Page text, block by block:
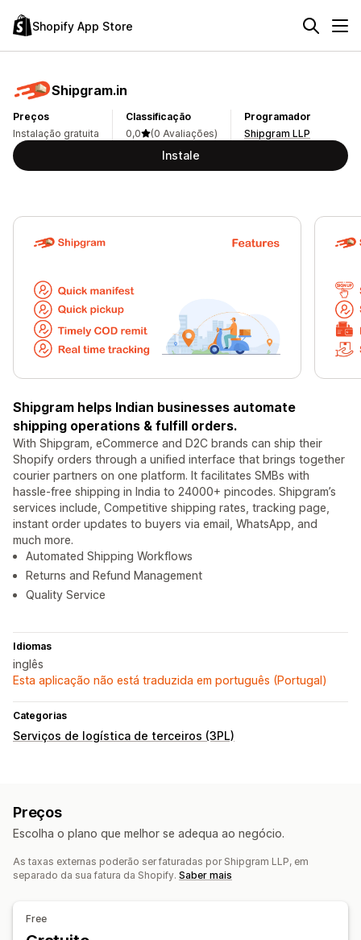
Shopify App Store
Shipgram.in
Preços
Instalação gratuita
Classificação
0,0
(0 Avaliações)
Programador
Shipgram LLP
Instale
Shipgram helps Indian businesses automate
shipping operations & fulfill orders.
With Shipgram, eCommerce and D2C brands can ship their
Shopify orders through a unified interface that brings together
courier partners on one platform. It facilitates SMBs with
hassle-free shipping in India to 24000+ pincodes. Shipgram’s
services include, Competitive shipping rates, tracking page,
instant order updates to buyers via email, WhatsApp, and
much more.
Automated Shipping Workflows
Returns and Refund Management
Quality Service
Idiomas
inglês
Esta aplicação não está traduzida em português (Portugal)
Categorias
Serviços de logística de terceiros (3PL)
Preços
Escolha o plano que melhor se adequa ao negócio.
As taxas externas poderão ser faturadas por Shipgram LLP, em
separado da sua fatura da Shopify. Saber mais
Free